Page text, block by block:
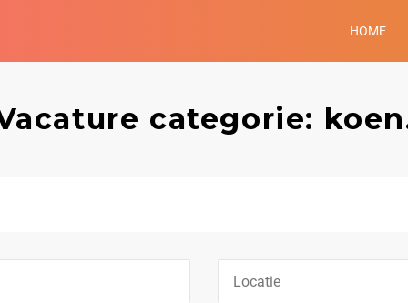
HOME
categorie: